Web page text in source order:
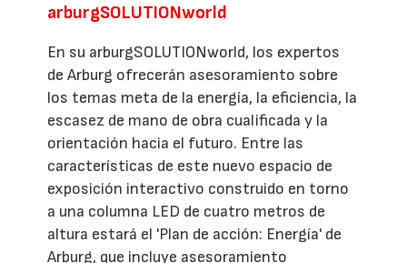
arburgSOLUTIONworld
En su arburgSOLUTIONworld, los expertos
de Arburg ofrecerán asesoramiento sobre
los temas meta de la energía, la eficiencia, la
escasez de mano de obra cualificada y la
orientación hacia el futuro. Entre las
características de este nuevo espacio de
exposición interactivo construido en torno
a una columna LED de cuatro metros de
altura estará el 'Plan de acción: Energía' de
Arburg, que incluye asesoramiento